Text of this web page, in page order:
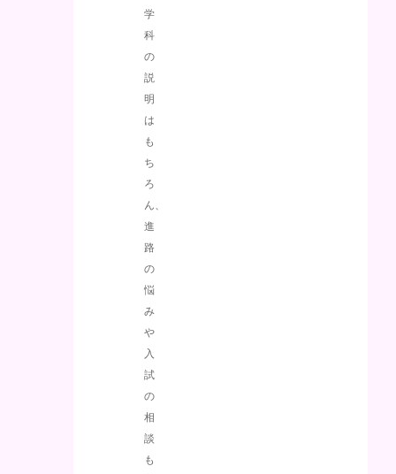
学
科
の
説
明
は
も
ち
ろ
ん、
進
路
の
悩
み
や
入
試
の
相
談
も